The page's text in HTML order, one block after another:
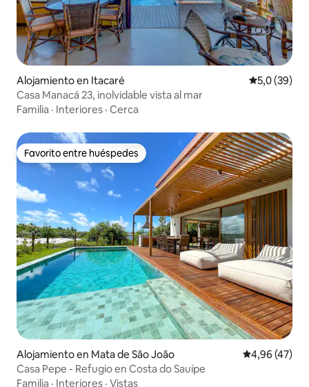
Alojamiento en Itacaré Calificación
5,0 (39)
Casa Manacá 23, inolvidable vista al mar
Familia · Interiores · Cerca
Favorito entre huéspedes
Favorito entre huéspedes
Alojamiento en Mata de São João Calificación
4,96 (47)
Casa Pepe - Refugio en Costa do Sauípe
Familia · Interiores · Vistas